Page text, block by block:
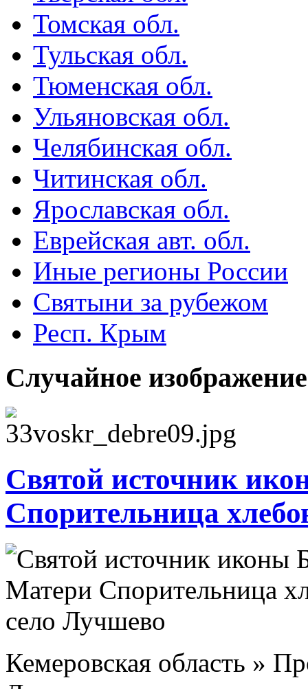
Томская обл.
Тульская обл.
Тюменская обл.
Ульяновская обл.
Челябинская обл.
Читинская обл.
Ярославская обл.
Еврейская авт. обл.
Иные регионы России
Святыни за рубежом
Респ. Крым
Случайное изображение
Святой источник
Спорительница
Кемеровская область »